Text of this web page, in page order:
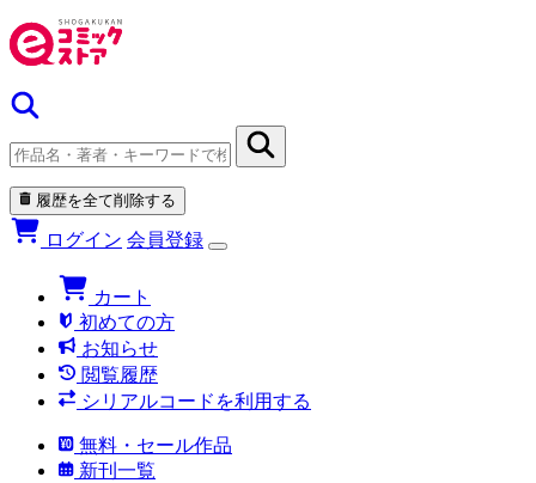
履歴を全て削除する
ログイン 会員登録
カート
初めての方
お知らせ
閲覧履歴
シリアルコードを利用する
無料・セール作品
新刊一覧